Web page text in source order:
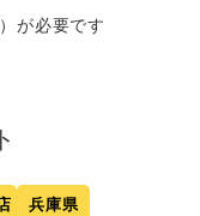
が必要です
兵庫県